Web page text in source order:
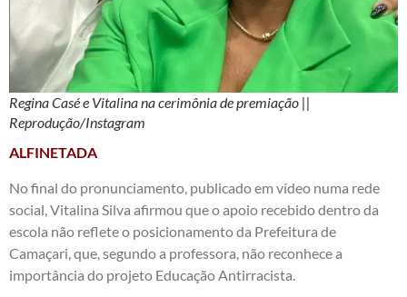
Regina Casé e Vitalina na cerimônia de premiação ||
Reprodução/Instagram
ALFINETADA
No final do pronunciamento, publicado em vídeo numa rede
social, Vitalina Silva afirmou que o apoio recebido dentro da
escola não reflete o posicionamento da Prefeitura de
Camaçari, que, segundo a professora, não reconhece a
importância do projeto Educação Antirracista.